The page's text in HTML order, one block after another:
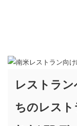
レストラ
ちのレス